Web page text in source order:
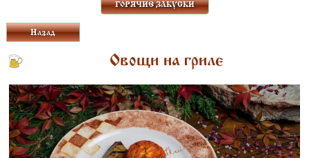
ГОРЯЧИЕ ЗАКУСКИ
Назад
Овощи на гриле